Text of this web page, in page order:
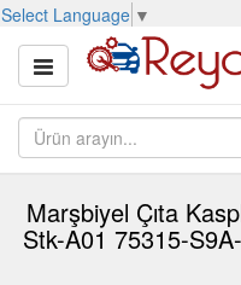
Select Language ▼
Marşbiyel Çıta
Stk-A01 75315-